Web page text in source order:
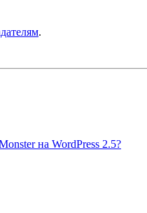
.
на WordPress 2.5?